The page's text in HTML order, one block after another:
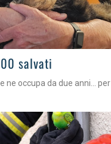
salvati
ne occupa da due anni... per